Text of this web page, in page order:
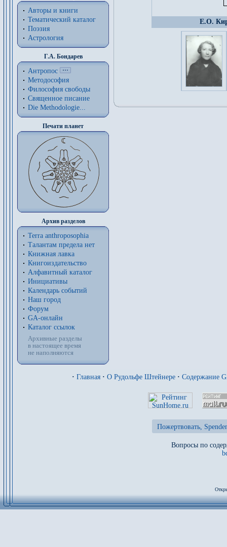
Авторы и книги
Тематический каталог
Поэзия
Астрология
Г.А. Бондарев
Антропос
Методософия
Философия cвободы
Священное писание
Die Methodologie...
Печати планет
Архив разделов
Terra anthroposophia
Талантам предела нет
Книжная лавка
Книгоиздательство
Алфавитный каталог
Инициативы
Календарь событий
Наш город
Форум
GA-онлайн
Каталог ссылок
Архивные разделы
в настоящее время
не наполняются
Е.О.
· Главная · О Рудольфе Штейнере · Содержание
Пожертвовать,
Вопросы по